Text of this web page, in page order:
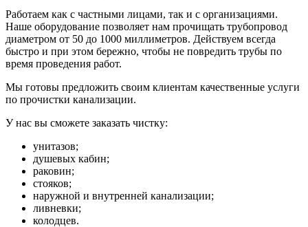
Работаем как с частными лицами, так и с организациями.
Наше оборудование позволяет нам прочищать трубопровод
диаметром от 50 до 1000 миллиметров. Действуем всегда
быстро и при этом бережно, чтобы не повредить трубы по
время проведения работ.
Мы готовы предложить своим клиентам качественные услуги
по прочистки канализации.
У нас вы сможете заказать чистку:
унитазов;
душевых кабин;
раковин;
стояков;
наружной и внутренней канализации;
ливневки;
колодцев.